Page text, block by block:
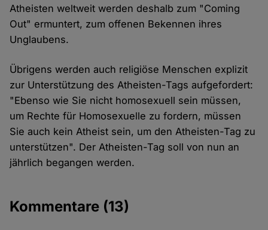
Atheisten weltweit werden deshalb zum "Coming
Out" ermuntert, zum offenen Bekennen ihres
Unglaubens.
Übrigens werden auch religiöse Menschen explizit
zur Unterstützung des Atheisten-Tags aufgefordert:
"Ebenso wie Sie nicht homosexuell sein müssen,
um Rechte für Homosexuelle zu fordern, müssen
Sie auch kein Atheist sein, um den Atheisten-Tag zu
unterstützen". Der Atheisten-Tag soll von nun an
jährlich begangen werden.
Kommentare (13)